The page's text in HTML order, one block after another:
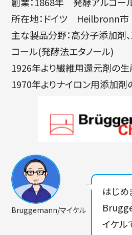
所在地：ドイツ Heilbronn市
主な製品分野：高分子添加剤
コール(発酵法エタノール)
1926年より繊維用還元剤の
1970年よりナイロン用添加
Bruggemann/マイケル
はじめ
イケル